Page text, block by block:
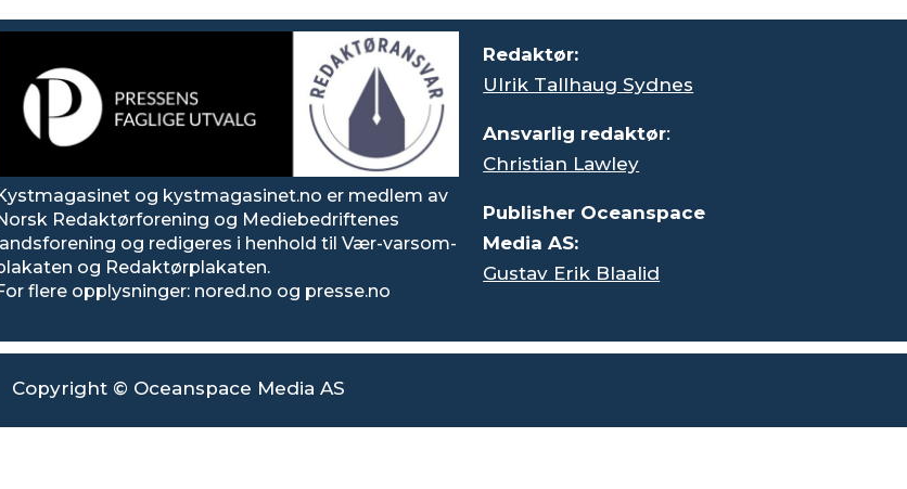
og kystmagasinet.no er medlem av
Redaktørforening og Mediebedriftenes
og redigeres i henhold til Vær-varsom-
og Redaktørplakaten.
flere opplysninger: nored.no og presse.no
Redaktør:
Ulrik Tallhaug Sydnes
Ansvarlig redaktør:
Christian Lawley
Publisher Oceanspace
Media AS:
Gustav Erik Blaalid
Copyright © Oceanspace Media AS